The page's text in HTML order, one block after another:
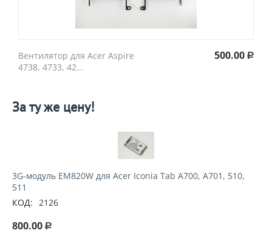
Вентилятор для Acer Aspire
4738, 4733, 42...
500.00 Р
За ту же цену!
3G-модуль EM820W для Acer Iconia Tab A700, A701, 510,
511
КОД: 2126
800.00 Р